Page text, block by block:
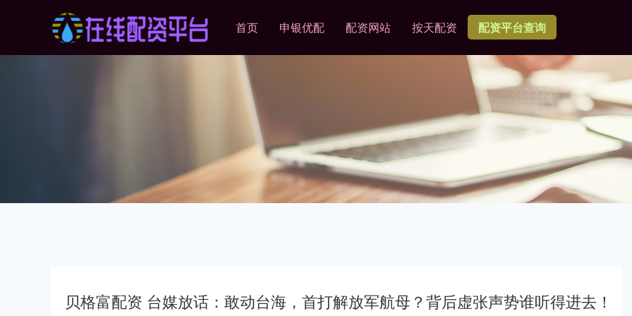
首页 申银优配 配资网站 按天配资 配资平台查询
贝格富配资 台媒放话：敢动台海，首打解放军航母？背后虚张声势谁听得进去！